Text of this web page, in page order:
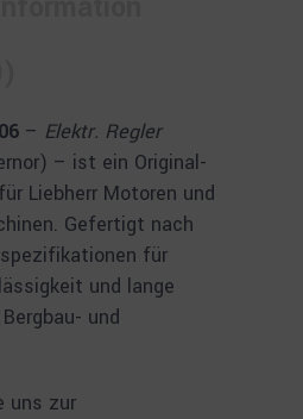
– Elektr. Regler
– ist ein Original-
Liebherr Motoren und
Gefertigt nach
für
und lange
und
uns zur